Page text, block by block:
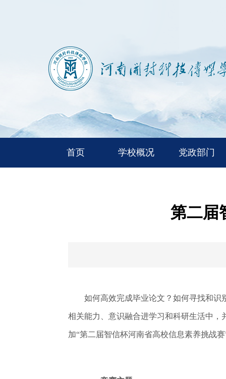
首页 学校概况 党政部门
第二届
如何高效完成毕业论文？如何寻找和识别
相关能力、意识融合进学习和科研生活中，
加“第二届智信杯河南省高校信息素养挑战